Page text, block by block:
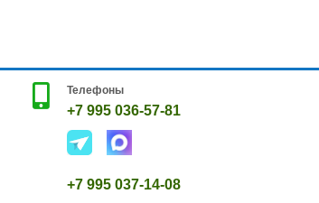
Телефоны
+7 995 036-57-81
+7 995 037-14-08